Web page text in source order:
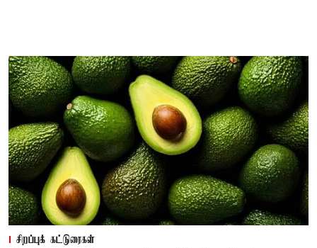
சிறப்புக் கட்டுரைகள்